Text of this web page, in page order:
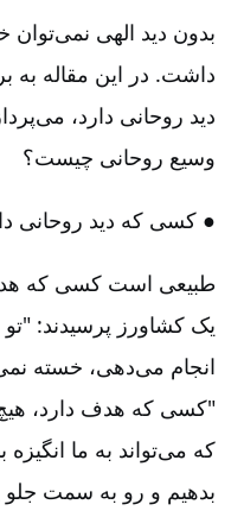
بدون دید الهی
داشت‌. در این مقاله
دید روحانی دارد،
وسیع روحانی چیست‌؟
● کسی که دید روحانی
طبیعی است کسی که
یک کشاورز پرسیدند‌:
انجام می‌دهی‌، خسته
"کسی که هدف دارد،
که می‌تواند به ما
بدهیم و رو به سمت جلو